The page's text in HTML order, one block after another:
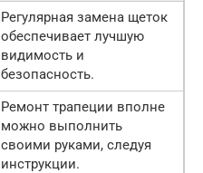
Регулярная замена щеток
обеспечивает лучшую
видимость и
безопасность.
Ремонт трапеции вполне
можно выполнить
своими руками, следуя
инструкции.